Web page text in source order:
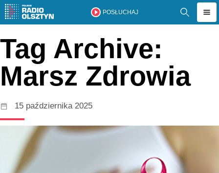
POSŁUCHAJ
Tag Archive:
Marsz Zdrowia
15 października 2025